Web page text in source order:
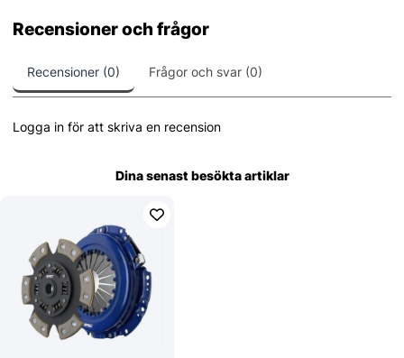
Recensioner och frågor
Recensioner (0) Frågor och svar (0)
Logga in för att skriva en recension
Dina senast besökta artiklar